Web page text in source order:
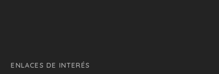
ENLACES DE INTERÉS